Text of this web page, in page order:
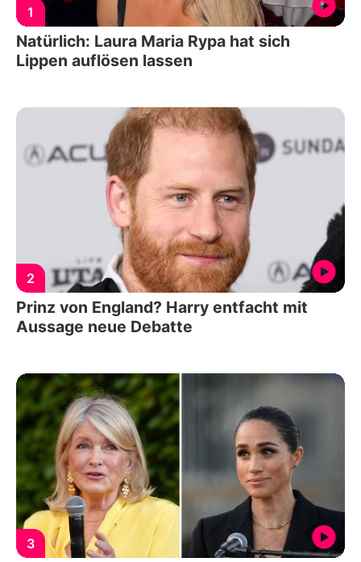
1
Natürlich: Laura Maria Rypa hat sich
Lippen auflösen lassen
2
Prinz von England? Harry entfacht mit
Aussage neue Debatte
3